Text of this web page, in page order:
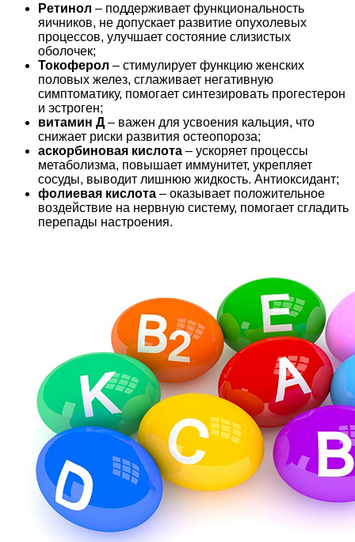
Ретинол – поддерживает функциональность
яичников, не допускает развитие опухолевых
процессов, улучшает состояние слизистых
оболочек;
Токоферол – стимулирует функцию женских
половых желез, сглаживает негативную
симптоматику, помогает синтезировать прогестерон
и эстроген;
витамин Д– важен для усвоения кальция, что
снижает риски развития остеопороза;
аскорбиновая кислота – ускоряет процессы
метаболизма, повышает иммунитет, укрепляет
сосуды, выводит лишнюю жидкость. Антиоксидант;
фолиевая кислота – оказывает положительное
воздействие на нервную систему, помогает сгладить
перепады настроения.